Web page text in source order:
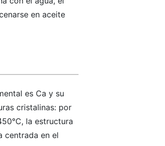
en aceite
es Ca y su
cristalinas: por
la estructura
centrada en el